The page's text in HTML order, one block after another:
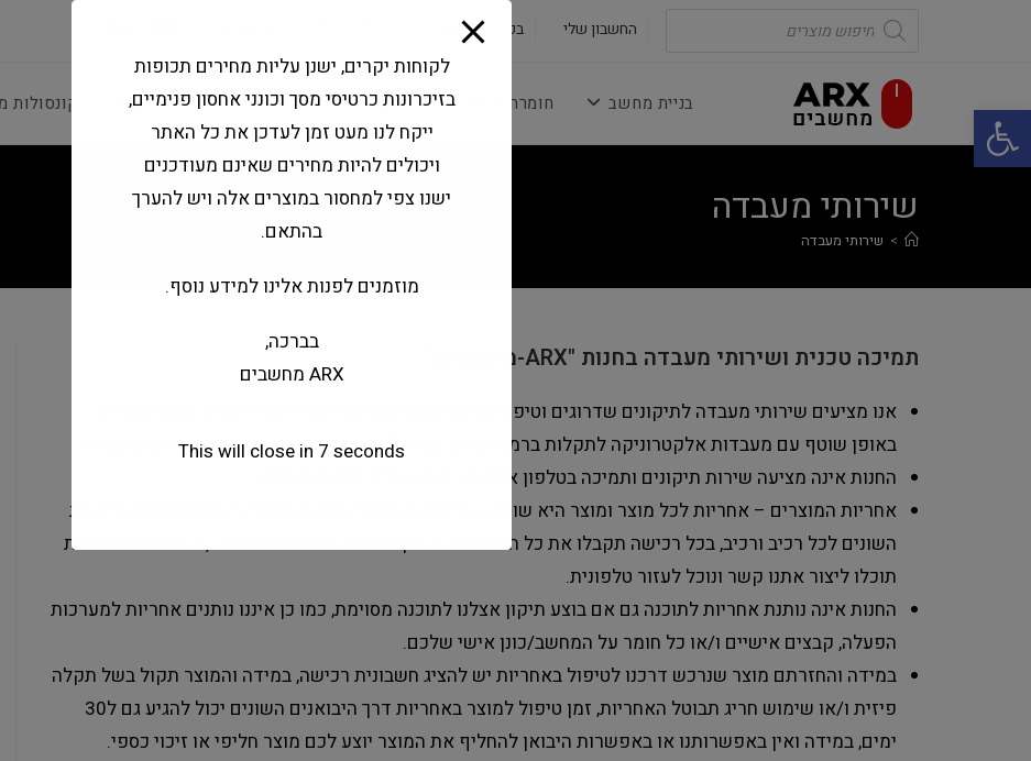
פתח סרגל נגישות
Products
search החשבון שלי בקשה להצעה
בניית מחשב חומרה ותוכנה ציוד היקפי מחשבים וטאבלטים
שירותי מעבדה
> שירותי מעבדה
תמיכה טכנית ושירותי מעבדה בחנות "ARX-מחשבים"
אנו מציעים שירותי מעבדה לתיקונים שדרוגים וטיפולים שונים במחשבים וציוד היקפי וכמו כן אנחנו עובדים
באופן שוטף עם מעבדות אלקטרוניקה לתקלות ברמת הרכיב וזה כולל גם רכיבים וחלקים שאינם נרכשו אצלנו.
החנות אינה מציעה שירות תיקונים ותמיכה בטלפון אלה רק ייעוץ המשך טיפול ראשוני.
אחריות המוצרים – אחריות לכל מוצר ומוצר היא שונה מבחינת זמן ואופי האחריות תלוי ביבואנים ונותני השירות
השונים לכל רכיב ורכיב, בכל רכישה תקבלו את כל המידע לגבי זמן ואופי האחריות לכל מוצר, במידה ויש שאלות
תוכלו ליצור אתנו קשר ונוכל לעזור טלפונית.
החנות אינה נותנת אחריות לתוכנה גם אם בוצע תיקון אצלנו לתוכנה מסוימת, כמו כן איננו נותנים אחריות למערכות
הפעלה, קבצים אישיים ו/או כל חומר על המחשב/כונן אישי שלכם.
במידה והחזרתם מוצר שנרכש דרכנו לטיפול באחריות יש להציג חשבונית רכישה, במידה והמוצר תקול בשל תקלה
פיזית ו/או שימוש חריג תבוטל האחריות, זמן טיפול למוצר באחריות דרך היבואנים השונים יכול להגיע גם ל30
ימים, במידה ואין באפשרותנו או באפשרות היבואן להחליף את המוצר יוצע לכם מוצר חליפי או זיכוי כספי.
לקוחות יקרים, ישנן עליות מחירים תכופות
בזיכרונות כרטיסי מסך וכונני אחסון פנימיים,
ייקח לנו מעט זמן לעדכן את כל האתר
ויכולים להיות מחירים שאינם מעודכנים
ישנו צפי למחסור במוצרים אלה ויש להערך
בהתאם.
מוזמנים לפנות אלינו למידע נוסף.
בברכה,
ARX מחשבים
This will close in 6 seconds